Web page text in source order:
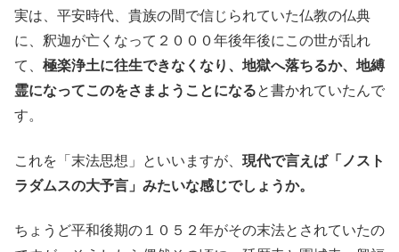
実は、平安時代、貴族の間で信じられていた仏教の仏典
に、釈迦が亡くなって２０００年後年後にこの世が乱れ
て、 極楽浄土に往生できなくなり、地獄へ落ちるか、地縛
霊になってこのをさまようことになると書かれていたんで
す。
これを「末法思想」といいますが、 現代で言えば「ノスト
ラダムスの大予言」みたいな感じでしょうか。
ちょうど平和後期の１０５２年がその末法とされていたの